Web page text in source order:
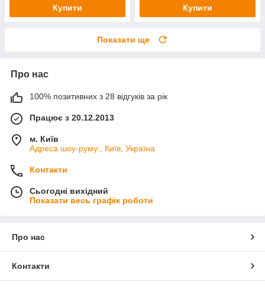
Купити Купити
Показати ще
Про нас
100% позитивних з 28 відгуків за рік
Працює з 20.12.2013
м. Київ
Адреса шоу-руму:, Київ, Україна
Контакти
Сьогодні вихідний
Показати весь графік роботи
Про нас
Контакти